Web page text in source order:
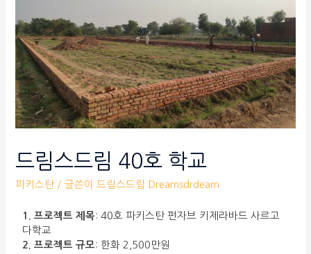
드림스드림 40호 학교
파키스탄/ 글쓴이 드림스드림 Dreamsdrdeam
1. 프로젝트 제목 : 40호 파키스탄 펀자브 키제라바드 사르고
다학교
2. 프로젝트 규모 : 한화 2,500만원